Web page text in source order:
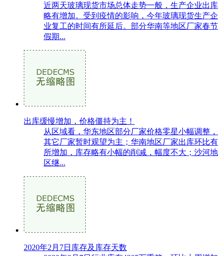
近两天玻璃现货市场总体走势一般，生产企业出库
略有增加。受到疫情的影响，今年玻璃现货生产企
业复工的时间有所延后。部分华南等地区厂家春节
假期...
出库缓慢增加，价格僵持为主！
从区域看，华东地区部分厂家价格零星小幅调整，
其它厂家暂时观望为主；华南地区厂家出库环比有
所增加，库存略有小幅的削减，幅度不大；沙河地
区继...
2020年2月7日库存及库存天数